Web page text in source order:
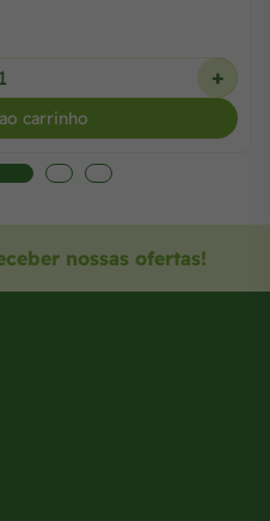
+
carrinho
nossas ofertas!